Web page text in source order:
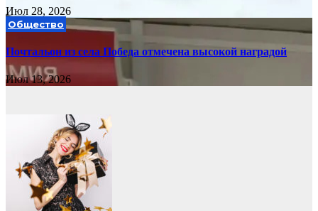
Июл 28, 2026
Общество
Почтальон из села Победа отмечена высокой наградой
Июл 13, 2026